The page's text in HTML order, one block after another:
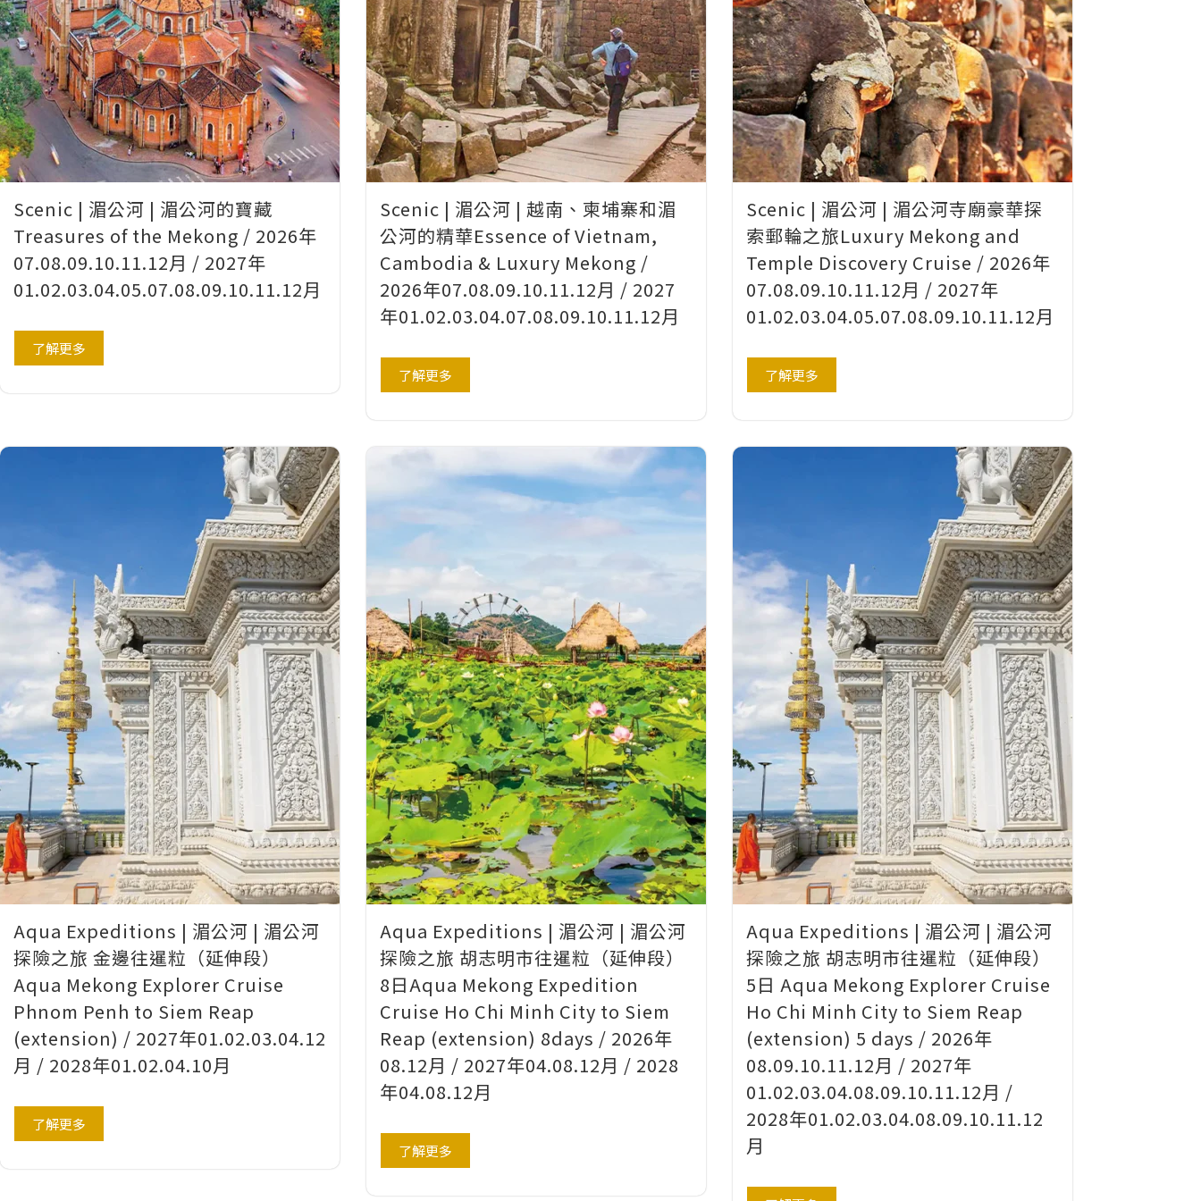
Scenic | 湄公河 | 湄公河的寶藏
Treasures of the Mekong / 2026年
07.08.09.10.11.12月 / 2027年
01.02.03.04.05.07.08.09.10.11.12月
了解更多
Scenic | 湄公河 | 越南、柬埔寨和湄
公河的精華Essence of Vietnam,
Cambodia & Luxury Mekong /
2026年07.08.09.10.11.12月 / 2027
年01.02.03.04.07.08.09.10.11.12月
了解更多
Scenic | 湄公河 | 湄公河寺廟豪華探
索郵輪之旅Luxury Mekong and
Temple Discovery Cruise / 2026年
07.08.09.10.11.12月 / 2027年
01.02.03.04.05.07.08.09.10.11.12月
了解更多
Aqua Expeditions | 湄公河 | 湄公河
探險之旅 金邊往暹粒（延伸段）
Aqua Mekong Explorer Cruise
Phnom Penh to Siem Reap
(extension) / 2027年01.02.03.04.12
月 / 2028年01.02.04.10月
了解更多
Aqua Expeditions | 湄公河 | 湄公河
探險之旅 胡志明市往暹粒（延伸段）
8日Aqua Mekong Expedition
Cruise Ho Chi Minh City to Siem
Reap (extension) 8days / 2026年
08.12月 / 2027年04.08.12月 / 2028
年04.08.12月
了解更多
Aqua Expeditions | 湄公河 | 湄公河
探險之旅 胡志明市往暹粒（延伸段）
5日 Aqua Mekong Explorer Cruise
Ho Chi Minh City to Siem Reap
(extension) 5 days / 2026年
08.09.10.11.12月 / 2027年
01.02.03.04.08.09.10.11.12月 /
2028年01.02.03.04.08.09.10.11.12
月